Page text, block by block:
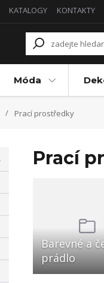
KATALOGY KONTAKTY
Móda
Prací prostředky
Prací
Barevné a
prádlo